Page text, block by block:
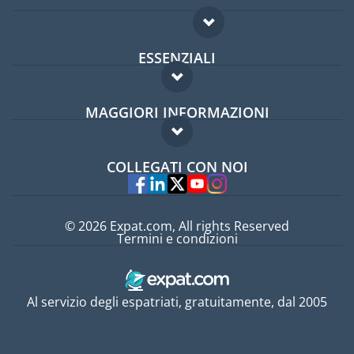
ESSENZIALI
Forum per expat
Guida per expat
MAGGIORI INFORMAZIONI
Domande frequenti
Esperti
COLLEGATI CON NOI
Al servizio degli espatriati, gratuitamente, dal 2005
© 2026 Expat.com, All rights Reserved
Termini e condizioni